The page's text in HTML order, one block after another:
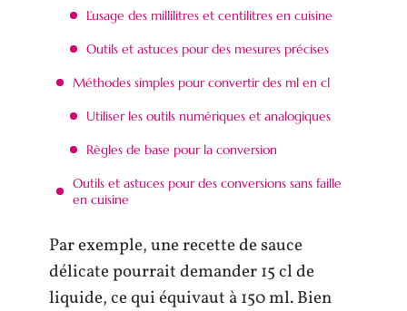
L’usage des millilitres et centilitres en cuisine
Outils et astuces pour des mesures précises
Méthodes simples pour convertir des ml en cl
Utiliser les outils numériques et analogiques
Règles de base pour la conversion
Outils et astuces pour des conversions sans faille
en cuisine
Par exemple, une recette de sauce
délicate pourrait demander 15 cl de
liquide, ce qui équivaut à 150 ml. Bien